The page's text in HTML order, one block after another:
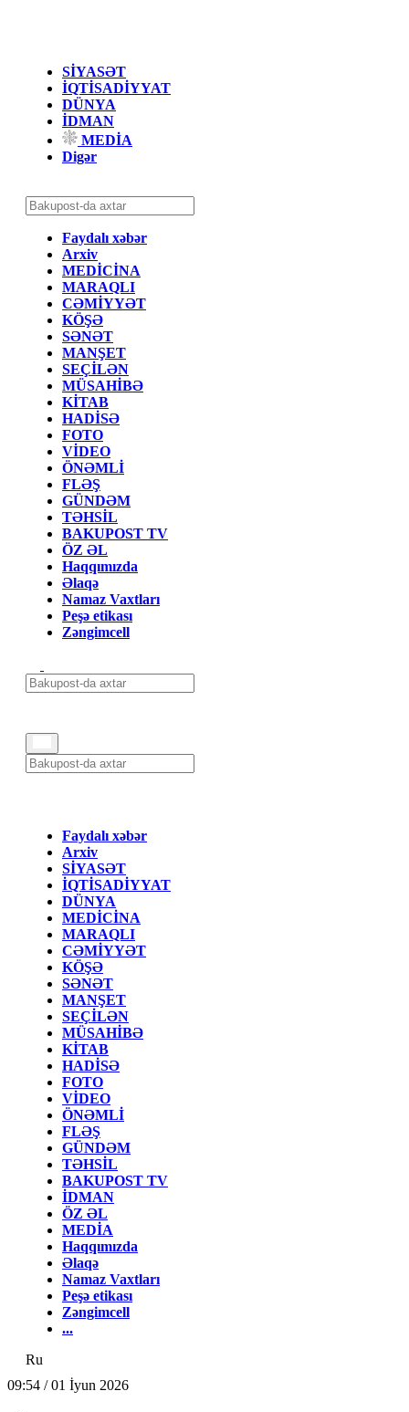
SİYASƏT
İQTİSADİYYAT
DÜNYA
İDMAN
MEDİA
Digər
Faydalı xəbər
Arxiv
MEDİCİNA
MARAQLI
CƏMİYYƏT
KÖŞƏ
SƏNƏT
MANŞET
SEÇİLƏN
MÜSAHİBƏ
KİTAB
HADİSƏ
FOTO
VİDEO
ÖNƏMLİ
FLƏŞ
GÜNDƏM
TƏHSİL
BAKUPOST TV
ÖZ ƏL
Haqqımızda
Əlaqə
Namaz Vaxtları
Peşə etikası
Zəngimcell
Faydalı xəbər
Arxiv
SİYASƏT
İQTİSADİYYAT
DÜNYA
MEDİCİNA
MARAQLI
CƏMİYYƏT
KÖŞƏ
SƏNƏT
MANŞET
SEÇİLƏN
MÜSAHİBƏ
KİTAB
HADİSƏ
FOTO
VİDEO
ÖNƏMLİ
FLƏŞ
GÜNDƏM
TƏHSİL
BAKUPOST TV
İDMAN
ÖZ ƏL
MEDİA
Haqqımızda
Əlaqə
Namaz Vaxtları
Peşə etikası
Zəngimcell
...
Ru
09:54 / 01 İyun 2026